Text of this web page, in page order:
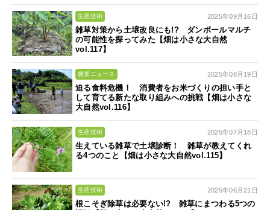
生産技術 2025年09月16日
雑草対策から土壌改良にも!? ダンボールマルチ
の可能性を探ってみた【畑は小さな大自然
vol.117】
農業ニュース 2025年08月19日
迫る食料危機！ 消費者をお米づくりの担い手と
して育てる新たな取り組みへの挑戦【畑は小さな
大自然vol.116】
生産技術 2025年07月18日
生えている雑草で土壌診断！ 雑草が教えてくれ
る4つのこと【畑は小さな大自然vol.115】
生産技術 2025年06月21日
根こそぎ除草は必要ない!? 雑草にまつわる5つの